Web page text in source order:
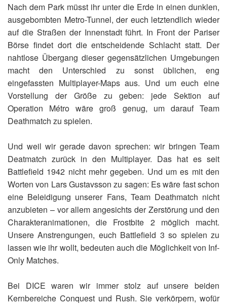
Nach dem Park müsst ihr unter die Erde in einen dunklen,
ausgebombten Metro-Tunnel, der euch letztendlich wieder
auf die Straßen der Innenstadt führt. In Front der Pariser
Börse findet dort die entscheidende Schlacht statt. Der
nahtlose Übergang dieser gegensätzlichen Umgebungen
macht den Unterschied zu sonst üblichen, eng
eingefassten Multiplayer-Maps aus. Und um euch eine
Vorstellung der Größe zu geben: jede Sektion auf
Operation Métro wäre groß genug, um darauf Team
Deathmatch zu spielen.
Und weil wir gerade davon sprechen: wir bringen Team
Deatmatch zurück in den Multiplayer. Das hat es seit
Battlefield 1942 nicht mehr gegeben. Und um es mit den
Worten von Lars Gustavsson zu sagen: Es wäre fast schon
eine Beleidigung unserer Fans, Team Deathmatch nicht
anzubieten – vor allem angesichts der Zerstörung und den
Charakteranimationen, die Frostbite 2 möglich macht.
Unsere Anstrengungen, euch Battlefield 3 so spielen zu
lassen wie ihr wollt, bedeuten auch die Möglichkeit von Inf-
Only Matches.
Bei DICE waren wir immer stolz auf unsere beiden
Kernbereiche Conquest und Rush. Sie verkörpern, wofür